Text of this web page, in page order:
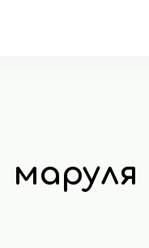
маруля